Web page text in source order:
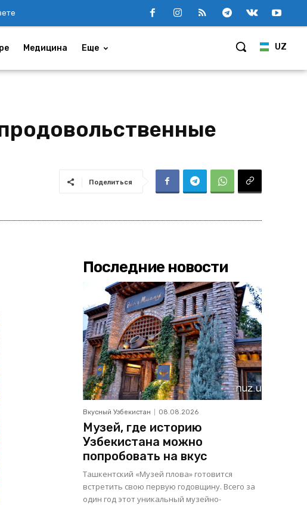
UZ
Медицина Еще
Поделиться
Последние новости
Вкусный Узбекистан 08.08.2026
Музей, где историю
Узбекистана можно
попробовать на вкус
Ташкентский «Музей плова» готовится
встретить свою первую годовщину. Всего за
один год этот уникальный музейно-